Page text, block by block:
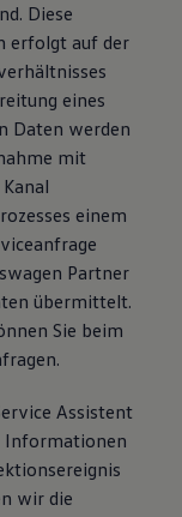
Diese
erfolgt auf der
eines
Daten werden
mit
einem
Partner
übermittelt.
Sie beim
Assistent
Informationen
wir die